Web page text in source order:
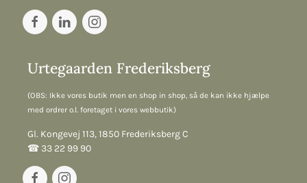
Urtegaarden Frederiksberg
(OBS: Ikke vores butik men en shop in shop, så de kan ikke hjælpe
med ordrer o.l. foretaget i vores webbutik)
Gl. Kongevej 113, 1850 Frederiksberg C
☎︎ 33 22 99 90